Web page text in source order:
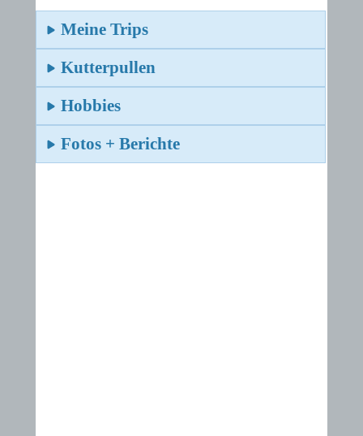
Meine Trips
Kutterpullen
Hobbies
Fotos + Berichte